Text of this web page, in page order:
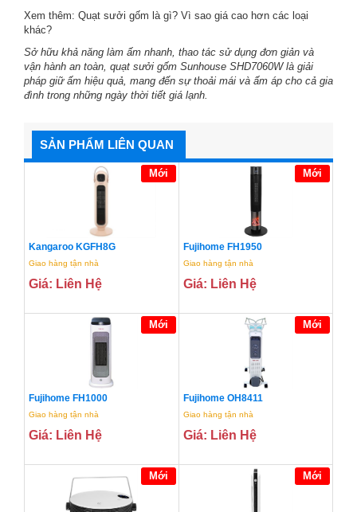
Xem thêm: Quạt sưởi gốm là gì? Vì sao giá cao hơn các loại
khác?
Sở hữu khả năng làm ấm nhanh, thao tác sử dụng đơn giản và
vận hành an toàn, quạt sưởi gốm Sunhouse SHD7060Wlà giải
pháp giữ ấm hiệu quả, mang đến sự thoải mái và ấm áp cho cả gia
đình trong những ngày thời tiết giá lạnh.
SẢN PHẨM LIÊN QUAN
Mới
Kangaroo KGFH8G
Giao hàng tận nhà
Giá: Liên Hệ
Mới
Fujihome FH1950
Giao hàng tận nhà
Giá: Liên Hệ
Mới
Fujihome FH1000
Giao hàng tận nhà
Giá: Liên Hệ
Mới
Fujihome OH8411
Giao hàng tận nhà
Giá: Liên Hệ
Mới Mới